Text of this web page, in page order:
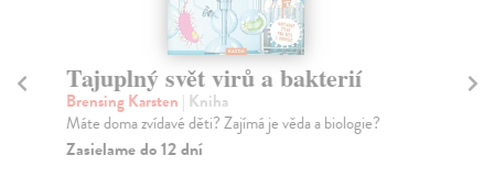
Tajuplný svět virů a bakterií
Brensing Karsten | Kniha
Máte doma zvídavé děti? Zajímá je věda a biologie?
Zasielame do 12 dní